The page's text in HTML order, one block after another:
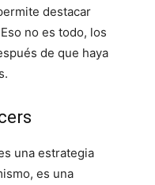
destacar
no es todo, los
de que haya
una estrategia
es una